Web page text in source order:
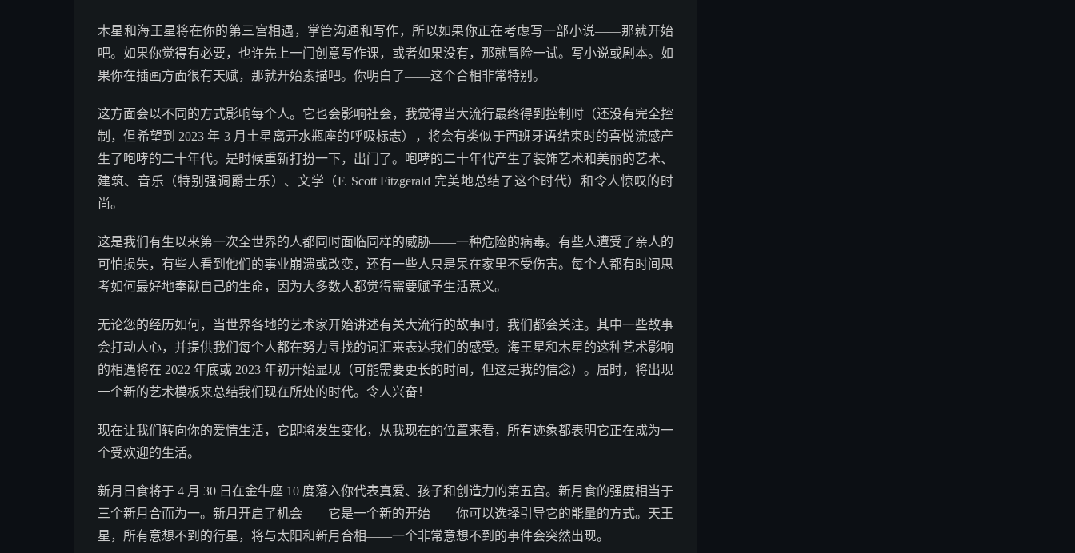
木星和海王星将在你的第三宫相遇，掌管沟通和写作，所以如果你正在考虑写一部小说——那就开始
吧。如果你觉得有必要，也许先上一门创意写作课，或者如果没有，那就冒险一试。写小说或剧本。如
果你在插画方面很有天赋，那就开始素描吧。你明白了——这个合相非常特别。
这方面会以不同的方式影响每个人。它也会影响社会，我觉得当大流行最终得到控制时（还没有完全控
制，但希望到 2023 年 3 月土星离开水瓶座的呼吸标志），将会有类似于西班牙语结束时的喜悦流感产
生了咆哮的二十年代。是时候重新打扮一下，出门了。咆哮的二十年代产生了装饰艺术和美丽的艺术、
建筑、音乐（特别强调爵士乐）、文学（F. Scott Fitzgerald 完美地总结了这个时代）和令人惊叹的时
尚。
这是我们有生以来第一次全世界的人都同时面临同样的威胁——一种危险的病毒。有些人遭受了亲人的
可怕损失，有些人看到他们的事业崩溃或改变，还有一些人只是呆在家里不受伤害。每个人都有时间思
考如何最好地奉献自己的生命，因为大多数人都觉得需要赋予生活意义。
无论您的经历如何，当世界各地的艺术家开始讲述有关大流行的故事时，我们都会关注。其中一些故事
会打动人心，并提供我们每个人都在努力寻找的词汇来表达我们的感受。海王星和木星的这种艺术影响
的相遇将在 2022 年底或 2023 年初开始显现（可能需要更长的时间，但这是我的信念）。届时，将出现
一个新的艺术模板来总结我们现在所处的时代。令人兴奋！
现在让我们转向你的爱情生活，它即将发生变化，从我现在的位置来看，所有迹象都表明它正在成为一
个受欢迎的生活。
新月日食将于 4 月 30 日在金牛座 10 度落入你代表真爱、孩子和创造力的第五宫。新月食的强度相当于
三个新月合而为一。新月开启了机会——它是一个新的开始——你可以选择引导它的能量的方式。天王
星，所有意想不到的行星，将与太阳和新月合相——一个非常意想不到的事件会突然出现。